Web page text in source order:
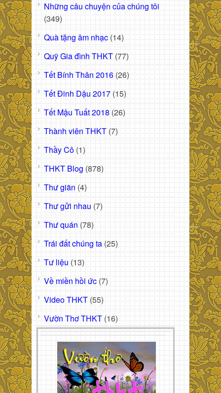
Những câu chuyện của chúng tôi
(349)
Quà tặng âm nhạc (14)
Quỹ Gia đình THKT (77)
Tết Bính Thân 2016 (26)
Tết Đinh Dậu 2017 (15)
Tết Mậu Tuất 2018 (26)
Thành viên THKT (7)
Thầy Cô (1)
THKT Blog (878)
Thư giãn (4)
Thư gửi nhau (7)
Thư quán (78)
Trái đất chúng ta (25)
Tư liệu (13)
Về miền hồi ức (7)
Video THKT (55)
Vườn Thơ THKT (16)